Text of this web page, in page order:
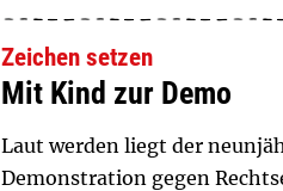
Zeichen setzen
Mit Kind zur Demo
Laut werden liegt der
Demonstration gegen